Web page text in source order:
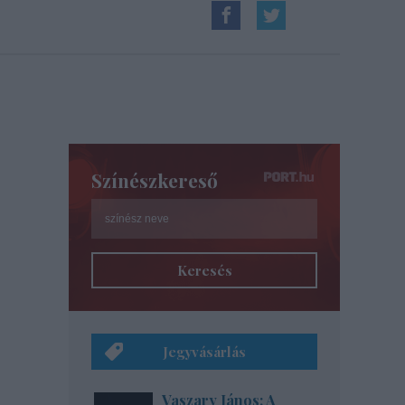
Színészkereső
Keresés
Jegyvásárlás
Vaszary János: A